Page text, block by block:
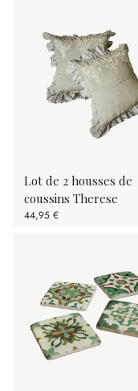
Lot de 2 housses de
coussins Therese
44,95 €